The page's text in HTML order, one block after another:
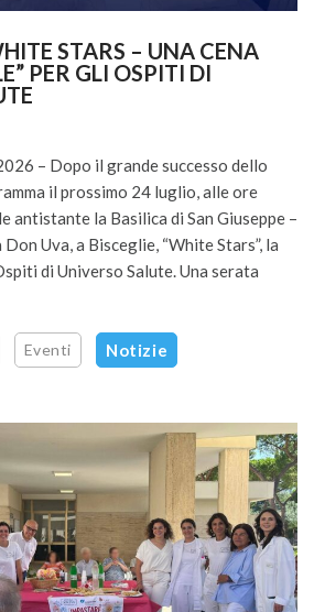
STARS – UNA CENA
PER GLI OSPITI DI
– Dopo il grande successo dello
il prossimo 24 luglio, alle ore
antistante la Basilica di San Giuseppe –
Uva, a Bisceglie, “White Stars”, la
di Universo Salute. Una serata
Eventi Notizie